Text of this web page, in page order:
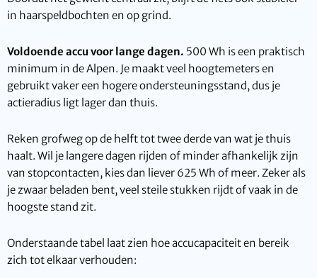
in haarspeldbochten en op grind.
Voldoende accu voor lange dagen. 500 Wh is een praktisch
minimum in de Alpen. Je maakt veel hoogtemeters en
gebruikt vaker een hogere ondersteuningsstand, dus je
actieradius ligt lager dan thuis.
Reken grofweg op de helft tot twee derde van wat je thuis
haalt. Wil je langere dagen rijden of minder afhankelijk zijn
van stopcontacten, kies dan liever 625 Wh of meer. Zeker als
je zwaar beladen bent, veel steile stukken rijdt of vaak in de
hoogste stand zit.
Onderstaande tabel laat zien hoe accucapaciteit en bereik
zich tot elkaar verhouden: